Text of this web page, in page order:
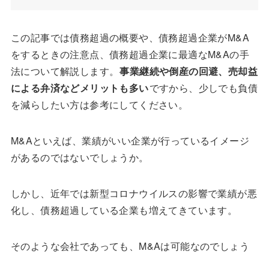
この記事では債務超過の概要や、債務超過企業がM&A
をするときの注意点、債務超過企業に最適なM&Aの手
法について解説します。 事業継続や倒産の回避、売却益
による弁済などメリットも多いですから、少しでも負債
を減らしたい方は参考にしてください。
M&Aといえば、業績がいい企業が行っているイメージ
があるのではないでしょうか。
しかし、近年では新型コロナウイルスの影響で業績が悪
化し、債務超過している企業も増えてきています。
そのような会社であっても、M&Aは可能なのでしょう